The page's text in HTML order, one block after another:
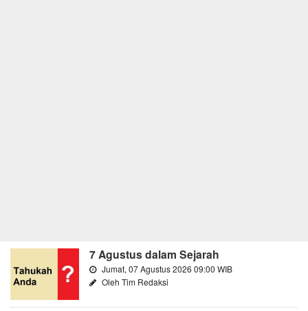
7 Agustus dalam Sejarah
Jumat, 07 Agustus 2026 09:00 WIB
Oleh Tim Redaksi